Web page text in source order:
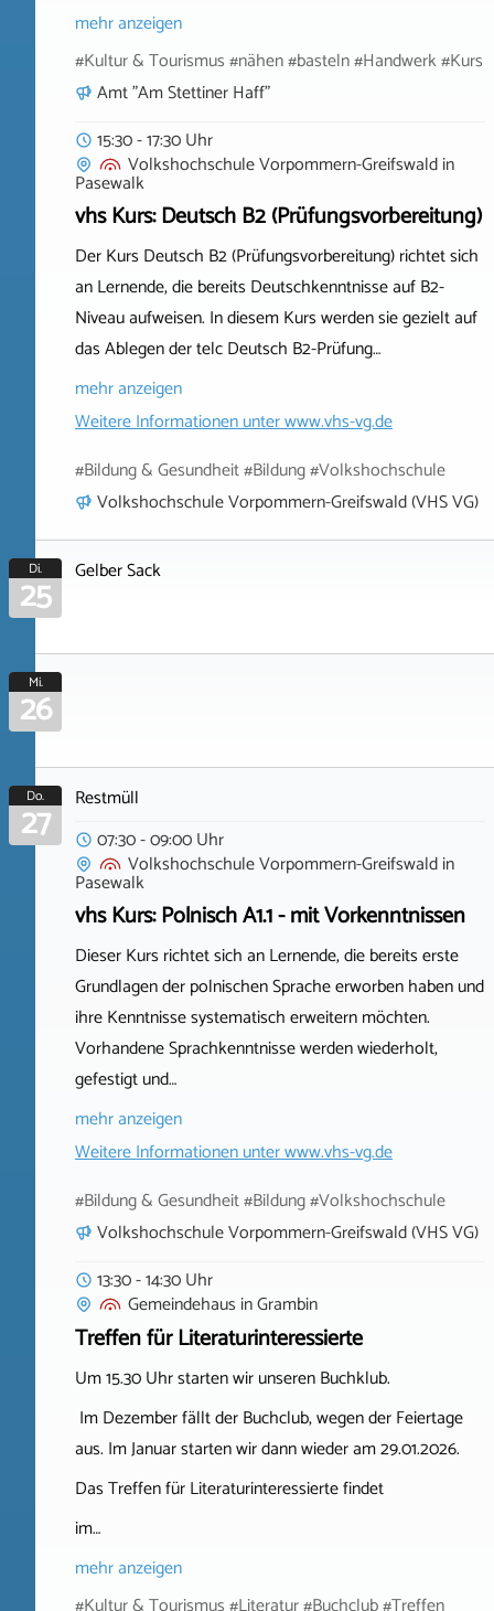
mehr anzeigen
#Kultur & Tourismus #nähen #basteln #Handwerk #Kurs
Amt "Am Stettiner Haff"
15:30 - 17:30 Uhr
Volkshochschule Vorpommern-Greifswaldin
Pasewalk
vhs Kurs: Deutsch B2 (Prüfungsvorbereitung)
Der Kurs Deutsch B2 (Prüfungsvorbereitung) richtet sich
an Lernende, die bereits Deutschkenntnisse auf B2-
Niveau aufweisen. In diesem Kurs werden sie gezielt auf
das Ablegen der telc Deutsch B2-Prüfung…
mehr anzeigen
Weitere Informationen unterwww.vhs-vg.de
#Bildung & Gesundheit #Bildung #Volkshochschule
Volkshochschule Vorpommern-Greifswald (VHS VG)
Di.
25 Gelber Sack
Mi.
26
Do.
27
Restmüll
07:30 - 09:00 Uhr
Volkshochschule Vorpommern-Greifswaldin
Pasewalk
vhs Kurs: Polnisch A1.1 - mit Vorkenntnissen
Dieser Kurs richtet sich an Lernende, die bereits erste
Grundlagen der polnischen Sprache erworben haben und
ihre Kenntnisse systematisch erweitern möchten.
Vorhandene Sprachkenntnisse werden wiederholt,
gefestigt und…
mehr anzeigen
Weitere Informationen unterwww.vhs-vg.de
#Bildung & Gesundheit #Bildung #Volkshochschule
Volkshochschule Vorpommern-Greifswald (VHS VG)
13:30 - 14:30 Uhr
Gemeindehaus inGrambin
Treffen für Literaturinteressierte
Um 15.30 Uhr starten wir unseren Buchklub.
Im Dezember fällt der Buchclub, wegen der Feiertage
aus. Im Januar starten wir dann wieder am 29.01.2026.
Das Treffen für Literaturinteressierte findet
im…
mehr anzeigen